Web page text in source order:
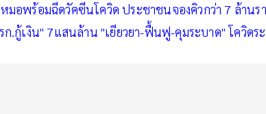
มอพร้อมฉีดวัคซีนโควิด ประชาชนจองคิวกว่า 7 ล้านร
.กู้เงิน" 7แสนล้าน "เยียวยา-ฟื้นฟู-คุมระบาด" โควิดร